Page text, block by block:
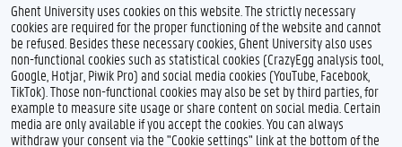
Feedback
Privacy
Ghent University uses cookies on this website. The strictly necessary
cookies are required for the proper functioning of the website and cannot
be refused. Besides these necessary cookies, Ghent University also uses
non-functional cookies such as statistical cookies (CrazyEgg analysis tool,
Google, Hotjar, Piwik Pro) and social media cookies (YouTube, Facebook,
TikTok). Those non-functional cookies may also be set by third parties, for
example to measure site usage or share content on social media. Certain
media are only available if you accept the cookies. You can always
withdraw your consent via the "Cookie settings" link at the bottom of the